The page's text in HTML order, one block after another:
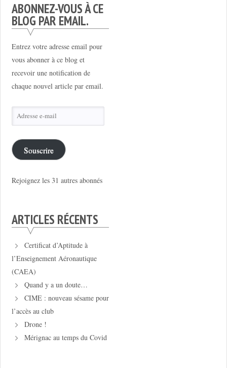
ABONNEZ-VOUS À CE
BLOG PAR EMAIL.
Entrez votre adresse email pour
vous abonner à ce blog et
recevoir une notification de
chaque nouvel article par email.
Adresse
e-
mail
Souscrire
Rejoignez les 31 autres abonnés
ARTICLES RÉCENTS
Certificat d’Aptitude à
l’Enseignement Aéronautique
(CAEA)
Quand y a un doute…
CIME : nouveau sésame pour
l’accès au club
Drone !
Mérignac au temps du Covid